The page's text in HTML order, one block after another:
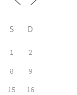
S D
1
2
8
9
15
16